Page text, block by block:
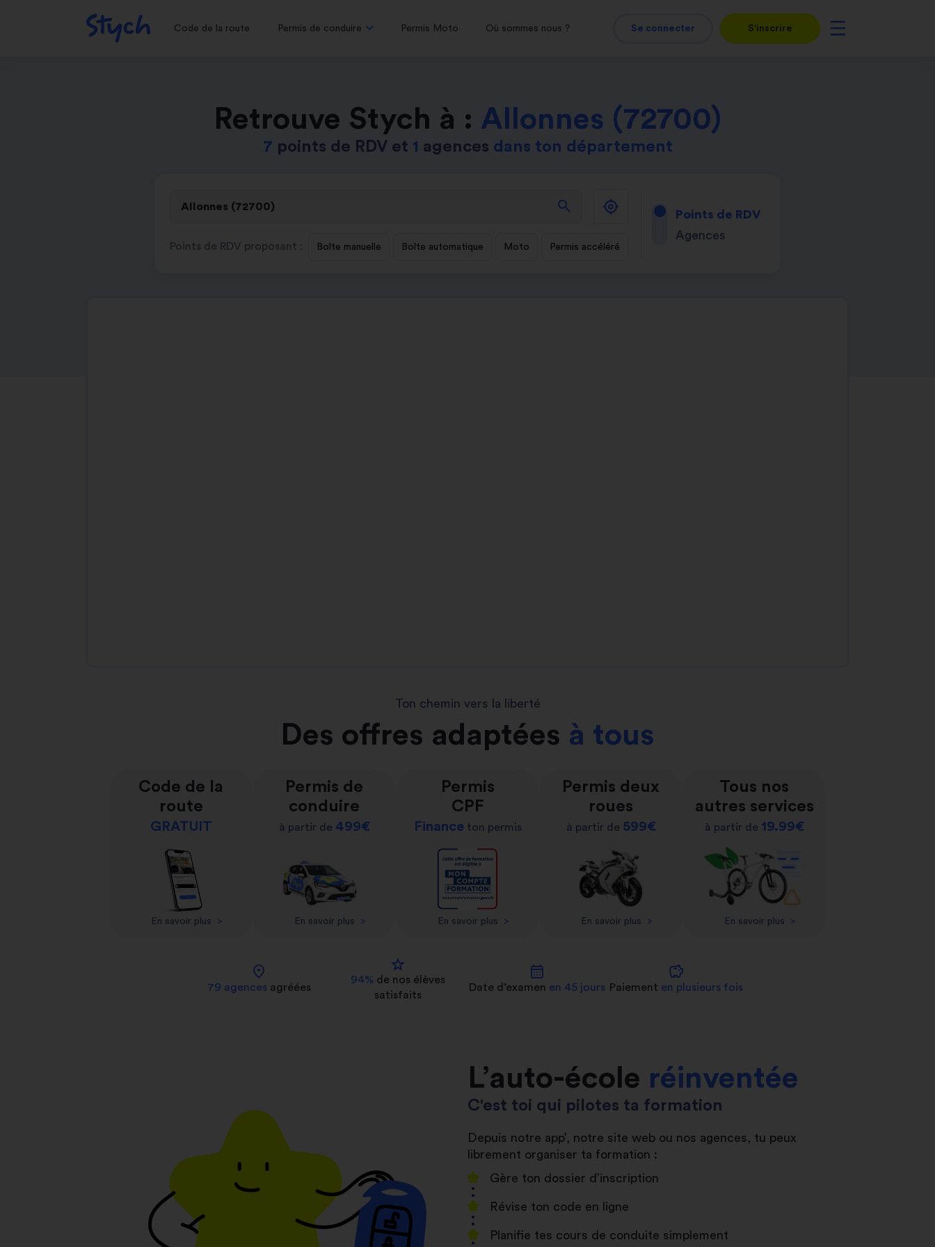
Code de la route Permis de conduire Permis Moto Où sommes nous ? Se connecter S'inscrire
Retrouve Stych à : Allonnes (72700)
7 points de RDV et 1 agences dans ton département
search
Points de RDV proposant : Boîte manuelle Boîte automatique Moto Permis accéléré
Points de RDV
Agences
Ton chemin vers la liberté
Des offres adaptées à tous
Code de la
route
GRATUIT
En savoir plus >
Permis de
conduire
à partir de 499€
En savoir plus >
Permis
CPF
Financeton permis
En savoir plus >
Permis deux
roues
à partir de 599€
En savoir plus >
Tous nos
autres services
à partir de 19.99€
En savoir plus >
location_on
79 agences agréées
star
94% de nos élèves
satisfaits
calendar_month
Date d’examen en 45 jours
savings
Paiement en plusieurs fois
L’auto-école réinventée
C'est toi qui pilotes ta formation
Depuis notre app’, notre site web ou nos agences, tu peux
librement organiser ta formation :
Gère ton dossier d’inscription
Révise ton code en ligne
Planifie tes cours de conduite simplement